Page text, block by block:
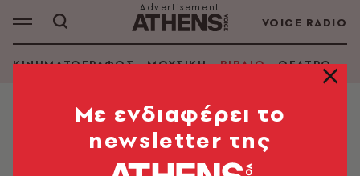
VOICE RADIO
ΚΙΝΗΜΑΤΟΓΡΑΦΟΣ ΜΟΥΣΙΚΗ ΒΙΒΛΙΟ ΘΕΑΤΡΟ -
Mε ενδιαφέρει το
newsletter της